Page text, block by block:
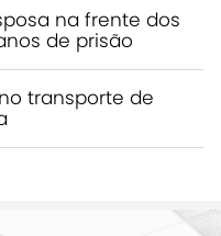
na frente dos
de prisão
transporte de